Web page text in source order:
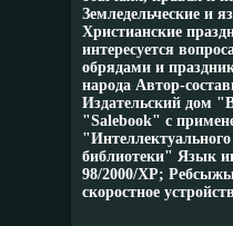
Земледельческие и
Христианские
интересуется
обрядами и
народа Автор-
Издательский дом
"Salebook" с
библиотеки" Язык
98/2000/XP;
скоростное